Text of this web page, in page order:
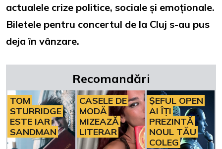
actualele crize politice, sociale și emoționale.
Biletele pentru concertul de la Cluj s-au pus
deja în vânzare.
Recomandări
TOM
STURRIDGE
ESTE IAR
SANDMAN
CASELE DE
MODĂ
MIZEAZĂ
LITERAR
ȘEFUL OPEN
AI ÎȚI
PREZINTĂ
NOUL TĂU
COLEG